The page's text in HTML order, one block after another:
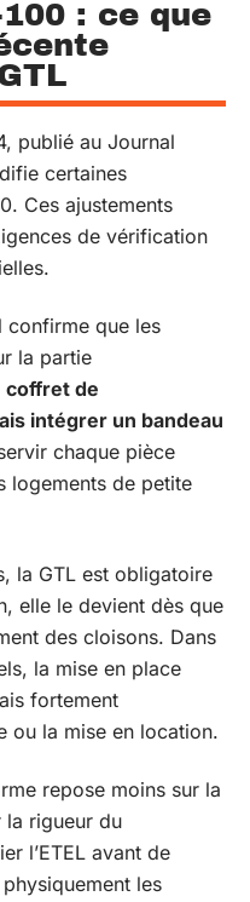
: ce que
publié au Journal
certaines
Ces ajustements
de vérification
confirme que les
la partie
coffret de
intégrer un bandeau
chaque pièce
logements de petite
la GTL est obligatoire
elle le devient dès que
des cloisons. Dans
la mise en place
fortement
ou la mise en location.
repose moins sur la
la rigueur du
l’ETEL avant de
les